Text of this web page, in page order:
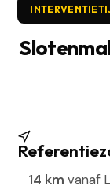
14 km vanaf